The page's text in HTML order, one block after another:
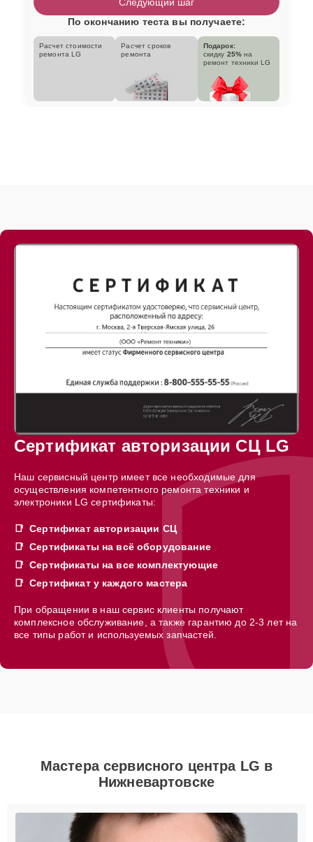
По окончанию теста вы получаете:
Расчет стоимости
ремонта LG
Расчет сроков
ремонта
Подарок:
скидку 25% на
ремонт техники LG
Сертификат авторизации СЦ LG
Наш сервисный центр имеет все необходимые для
осуществления компетентного ремонта техники и
электроники LG сертификаты:
Сертификат авторизации СЦ
Сертификаты на всё оборудование
Сертификаты на все комплектующие
Сертификат у каждого мастера
При обращении в наш сервис клиенты получают
комплексное обслуживание, а также гарантию до 2-3 лет на
все типы работ и используемых запчастей.
Мастера сервисного центра LG в
Нижневартовске